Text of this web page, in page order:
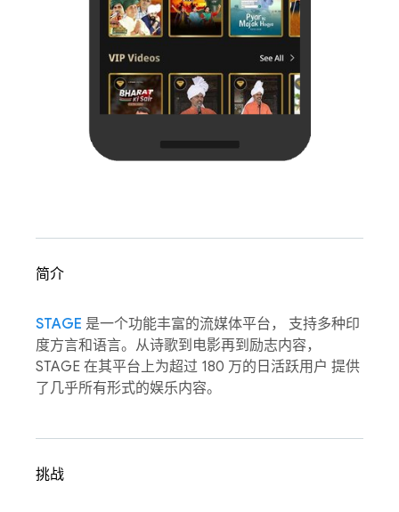
简介
STAGE 是一个功能丰富的流媒体平台， 支持多种印
度方言和语言。从诗歌到电影再到励志内容，
STAGE 在其平台上为超过 180 万的日活跃用户 提供
了几乎所有形式的娱乐内容。
挑战